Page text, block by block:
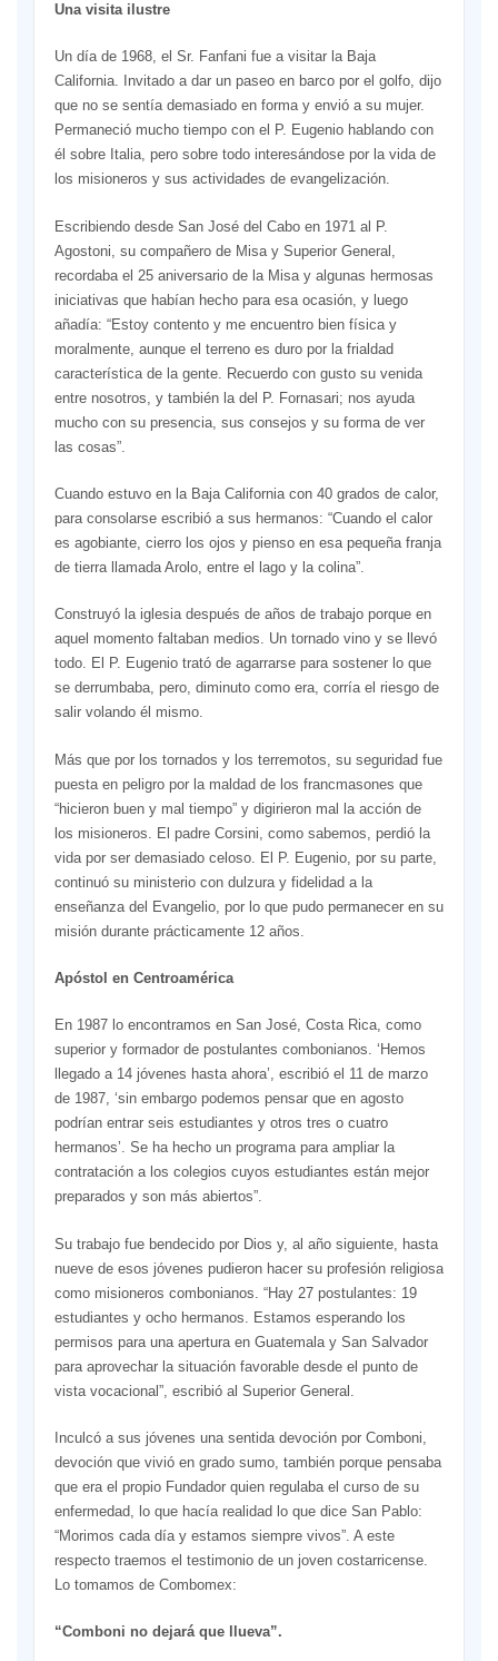
Una visita ilustre
Un día de 1968, el Sr. Fanfani fue a visitar la Baja
California. Invitado a dar un paseo en barco por el golfo, dijo
que no se sentía demasiado en forma y envió a su mujer.
Permaneció mucho tiempo con el P. Eugenio hablando con
él sobre Italia, pero sobre todo interesándose por la vida de
los misioneros y sus actividades de evangelización.
Escribiendo desde San José del Cabo en 1971 al P.
Agostoni, su compañero de Misa y Superior General,
recordaba el 25 aniversario de la Misa y algunas hermosas
iniciativas que habían hecho para esa ocasión, y luego
añadía: “Estoy contento y me encuentro bien física y
moralmente, aunque el terreno es duro por la frialdad
característica de la gente. Recuerdo con gusto su venida
entre nosotros, y también la del P. Fornasari; nos ayuda
mucho con su presencia, sus consejos y su forma de ver
las cosas”.
Cuando estuvo en la Baja California con 40 grados de calor,
para consolarse escribió a sus hermanos: “Cuando el calor
es agobiante, cierro los ojos y pienso en esa pequeña franja
de tierra llamada Arolo, entre el lago y la colina”.
Construyó la iglesia después de años de trabajo porque en
aquel momento faltaban medios. Un tornado vino y se llevó
todo. El P. Eugenio trató de agarrarse para sostener lo que
se derrumbaba, pero, diminuto como era, corría el riesgo de
salir volando él mismo.
Más que por los tornados y los terremotos, su seguridad fue
puesta en peligro por la maldad de los francmasones que
“hicieron buen y mal tiempo” y digirieron mal la acción de
los misioneros. El padre Corsini, como sabemos, perdió la
vida por ser demasiado celoso. El P. Eugenio, por su parte,
continuó su ministerio con dulzura y fidelidad a la
enseñanza del Evangelio, por lo que pudo permanecer en su
misión durante prácticamente 12 años.
Apóstol en Centroamérica
En 1987 lo encontramos en San José, Costa Rica, como
superior y formador de postulantes combonianos. ‘Hemos
llegado a 14 jóvenes hasta ahora’, escribió el 11 de marzo
de 1987, ‘sin embargo podemos pensar que en agosto
podrían entrar seis estudiantes y otros tres o cuatro
hermanos’. Se ha hecho un programa para ampliar la
contratación a los colegios cuyos estudiantes están mejor
preparados y son más abiertos”.
Su trabajo fue bendecido por Dios y, al año siguiente, hasta
nueve de esos jóvenes pudieron hacer su profesión religiosa
como misioneros combonianos. “Hay 27 postulantes: 19
estudiantes y ocho hermanos. Estamos esperando los
permisos para una apertura en Guatemala y San Salvador
para aprovechar la situación favorable desde el punto de
vista vocacional”, escribió al Superior General.
Inculcó a sus jóvenes una sentida devoción por Comboni,
devoción que vivió en grado sumo, también porque pensaba
que era el propio Fundador quien regulaba el curso de su
enfermedad, lo que hacía realidad lo que dice San Pablo:
“Morimos cada día y estamos siempre vivos”. A este
respecto traemos el testimonio de un joven costarricense.
Lo tomamos de Combomex:
“Comboni no dejará que llueva”.